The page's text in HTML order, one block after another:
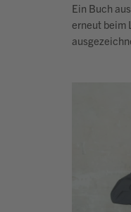
Ein Buch
erneut beim